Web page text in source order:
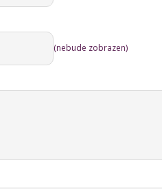
(nebude zobrazen)